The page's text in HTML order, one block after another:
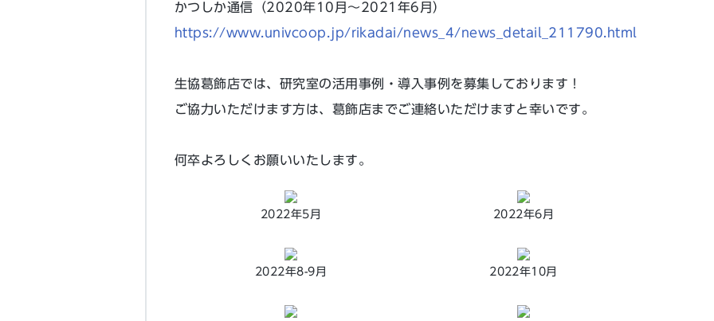
かつしか通信（2020年10月〜2021年6月）
https://www.univcoop.jp/rikadai/news_4/news_detail_211790.html
生協葛飾店では、研究室の活用事例・導入事例を募集しております！
ご協力いただけます方は、葛飾店までご連絡いただけますと幸いです。
何卒よろしくお願いいたします。
2022年5月 2022年6月
2022年8-9月 2022年10月